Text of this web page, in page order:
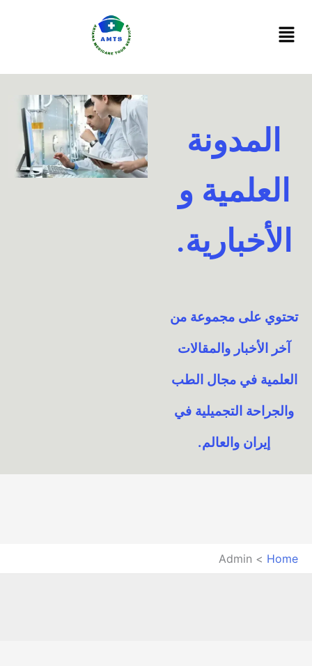
المدونة
العلمية و
الأخبارية.
تحتوي على مجموعة من
آخر الأخبار والمقالات
العلمية في مجال الطب
والجراحة التجميلية في
إيران والعالم.​
Home
Admin